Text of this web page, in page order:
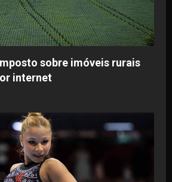
sobre imóveis rurais
internet